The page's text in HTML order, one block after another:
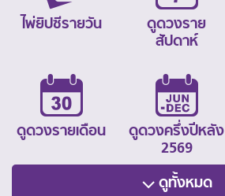
ไพ่ยิปซีรายวัน
ดูดวงราย
สัปดาห์
ดูดวงรายเดือน
ดูดวงครึ่งปีหลัง
2569
ดูทั้งหมด